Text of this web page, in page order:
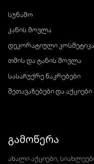
სუნამო
კანის მოვლა
დეკორატიული კოსმეტიკა
თმის და ტანის მოვლა
სასაჩუქრე ნაკრებები
შეთავაზებები და აქციები
გამოწერა
ახალი აქციები,